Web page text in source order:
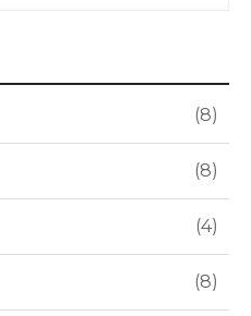
8
8
4
8